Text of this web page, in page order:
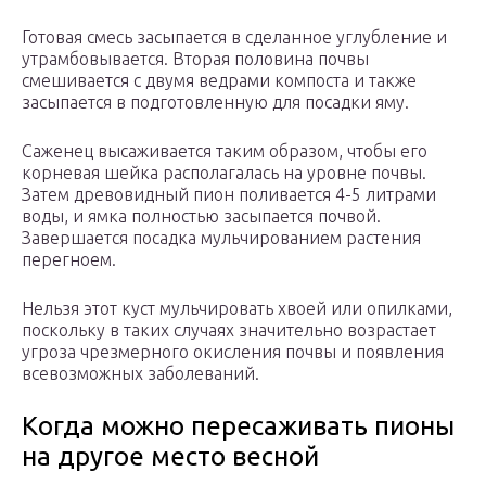
Готовая смесь засыпается в сделанное углубление и
утрамбовывается. Вторая половина почвы
смешивается с двумя ведрами компоста и также
засыпается в подготовленную для посадки яму.
Саженец высаживается таким образом, чтобы его
корневая шейка располагалась на уровне почвы.
Затем древовидный пион поливается 4-5 литрами
воды, и ямка полностью засыпается почвой.
Завершается посадка мульчированием растения
перегноем.
Нельзя этот куст мульчировать хвоей или опилками,
поскольку в таких случаях значительно возрастает
угроза чрезмерного окисления почвы и появления
всевозможных заболеваний.
Когда можно пересаживать пионы
на другое место весной